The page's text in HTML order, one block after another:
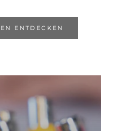
ENTDECKEN